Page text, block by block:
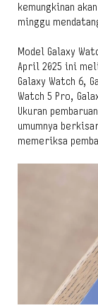
kemungkinan
minggu
Model Galaxy
April 2025 ini
Galaxy Watch 6,
Watch 5 Pro,
Ukuran
umumnya
memeriksa